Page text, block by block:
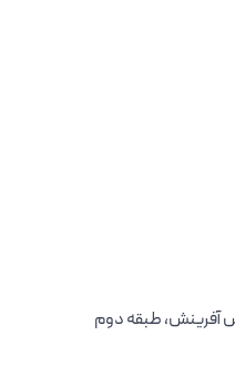
آفرینش، طبقه دوم